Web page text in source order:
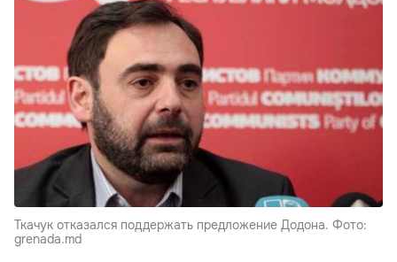
Ткачук отказался поддержать предложение Додона. Фото:
grenada.md